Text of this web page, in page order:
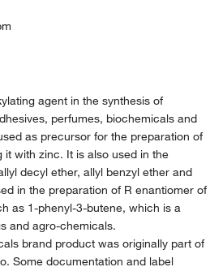
agent in the synthesis of
perfumes, biochemicals and
as precursor for the preparation of
with zinc. It is also used in the
decyl ether, allyl benzyl ether and
in the preparation of R enantiomer of
as 1-phenyl-3-butene, which is a
and agro-chemicals.
brand product was originally part of
Some documentation and label